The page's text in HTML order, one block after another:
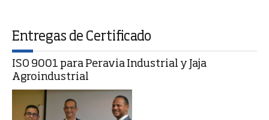
Entregas de Certificado
ISO 9001 para Peravia Industrial y Jaja
Agroindustrial